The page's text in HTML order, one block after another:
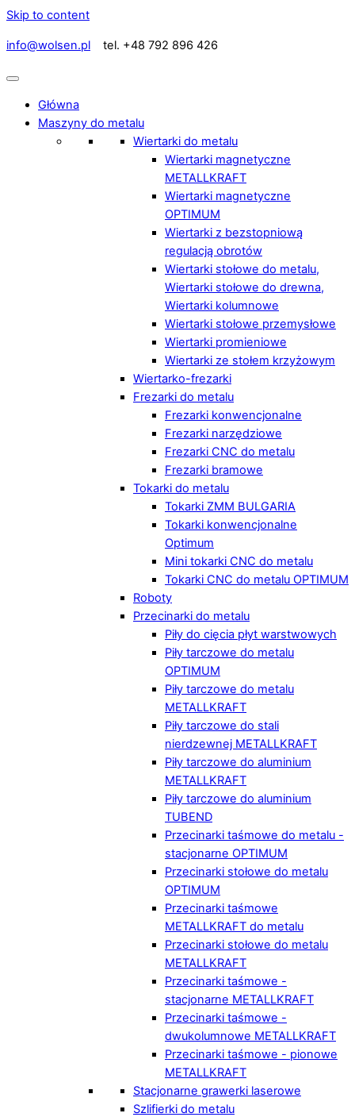
Skip to content
info@wolsen.pl tel. +48 792 896 426
Główna
Maszyny do metalu
Wiertarki do metalu
Wiertarki magnetyczne
METALLKRAFT
Wiertarki magnetyczne
OPTIMUM
Wiertarki z bezstopniową
regulacją obrotów
Wiertarki stołowe do metalu,
Wiertarki stołowe do drewna,
Wiertarki kolumnowe
Wiertarki stołowe przemysłowe
Wiertarki promieniowe
Wiertarki ze stołem krzyżowym
Wiertarko-frezarki
Frezarki do metalu
Frezarki konwencjonalne
Frezarki narzędziowe
Frezarki CNC do metalu
Frezarki bramowe
Tokarki do metalu
Tokarki ZMM BULGARIA
Tokarki konwencjonalne
Optimum
Mini tokarki CNC do metalu
Tokarki CNC do metalu OPTIMUM
Roboty
Przecinarki do metalu
Piły do cięcia płyt warstwowych
Piły tarczowe do metalu
OPTIMUM
Piły tarczowe do metalu
METALLKRAFT
Piły tarczowe do stali
nierdzewnej METALLKRAFT
Piły tarczowe do aluminium
METALLKRAFT
Piły tarczowe do aluminium
TUBEND
Przecinarki taśmowe do metalu -
stacjonarne OPTIMUM
Przecinarki stołowe do metalu
OPTIMUM
Przecinarki taśmowe
METALLKRAFT do metalu
Przecinarki stołowe do metalu
METALLKRAFT
Przecinarki taśmowe -
stacjonarne METALLKRAFT
Przecinarki taśmowe -
dwukolumnowe METALLKRAFT
Przecinarki taśmowe - pionowe
METALLKRAFT
Stacjonarne grawerki laserowe
Szlifierki do metalu